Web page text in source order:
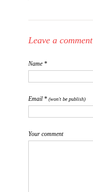
Leave a comment
Name *
Email * (won't be publish)
Your comment